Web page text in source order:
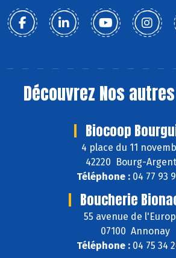
Découvrez Nos
Biocoop
4 place du 11
42220 Bourg-
Téléphone :04 77 93
Boucherie
55 avenue de
07100 Annonay
Téléphone : 04 75 34